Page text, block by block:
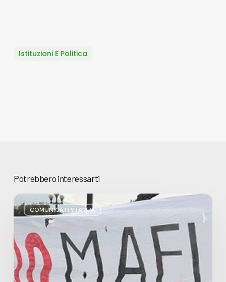
Istituzioni E Politica
Potrebbero interessarti
COMUNICATI STAMPA
Basta
bugie,
Regione
Lombardia
pratica
l’antimafia
solo
a